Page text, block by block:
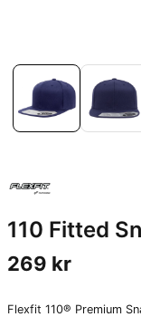
110 Fitted
269 kr
Flexfit 110® Premium